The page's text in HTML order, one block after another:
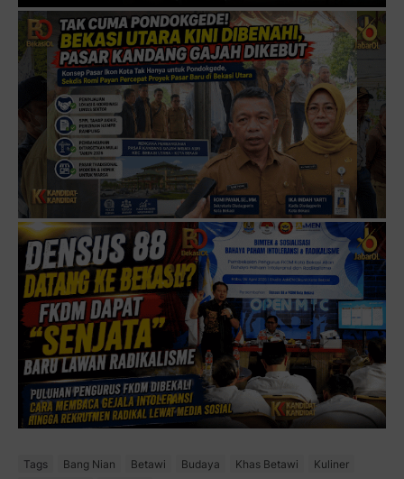
Tags Bang Nian Betawi Budaya Khas Betawi
Kuliner